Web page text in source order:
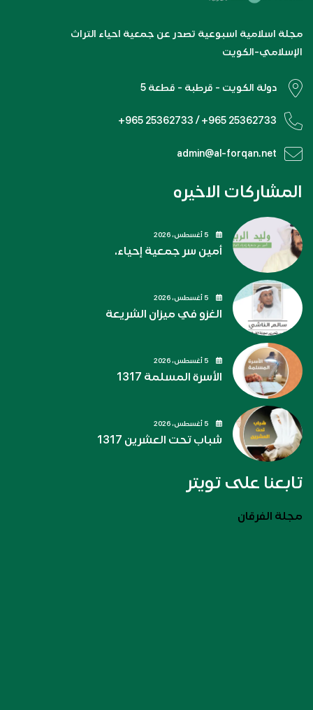
مجلة اسلامية اسبوعية تصدر عن جمعية احياء التراث
الإسلامي-الكويت
دولة الكويت - قرطبة - قطعة 5
+965 25362733 / +965 25362733
admin@al-forqan.net
المشاركات الاخيره
أمين سر جمعية إحياء.
الغزو في ميزان الشريعة
الأسرة المسلمة 1317
شباب تحت العشرين 1317
تابعنا على تويتر
مجلة الفرقان